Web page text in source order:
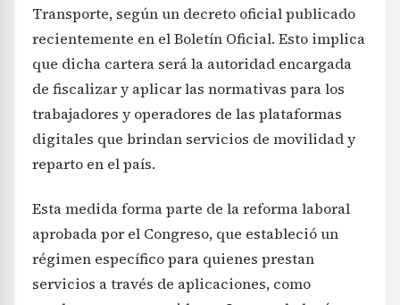
Transporte, según un decreto oficial publicado
recientemente en el Boletín Oficial. Esto implica
que dicha cartera será la autoridad encargada
de fiscalizar y aplicar las normativas para los
trabajadores y operadores de las plataformas
digitales que brindan servicios de movilidad y
reparto en el país.
Esta medida forma parte de la reforma laboral
aprobada por el Congreso, que estableció un
régimen específico para quienes prestan
servicios a través de aplicaciones, como